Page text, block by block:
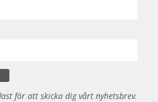
för att skicka dig vårt nyhetsbrev.